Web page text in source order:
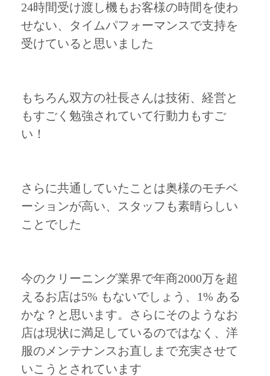
24時間受け渡し機もお客様の時間を使わ
せない、タイムパフォーマンスで支持を
受けていると思いました
もちろん双方の社長さんは技術、経営と
もすごく勉強されていて行動力もすご
い！
さらに共通していたことは奥様のモチベ
ーションが高い、スタッフも素晴らしい
ことでした
今のクリーニング業界で年商2000万を超
えるお店は5% もないでしょう、1% ある
かな？と思います。さらにそのようなお
店は現状に満足しているのではなく、洋
服のメンテナンスお直しまで充実させて
いこうとされています